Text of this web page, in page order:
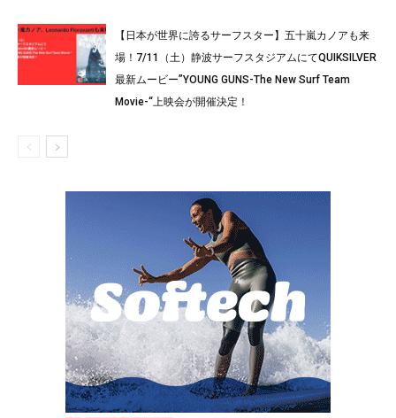
【日本が世界に誇るサーフスター】五十嵐カノアも来
場！7/11（土）静波サーフスタジアムにてQUIKSILVER
最新ムービー”YOUNG GUNS-The New Surf Team
Movie-“上映会が開催決定！